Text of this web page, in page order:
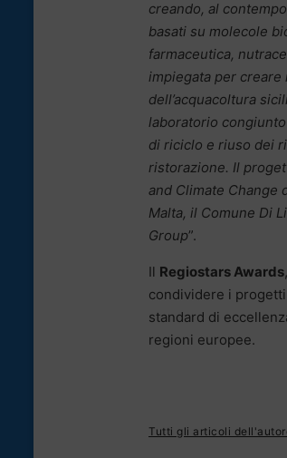
creando, al
basati su molecole
farmaceutica,
impiegata per
dell’acquacoltura
laboratorio
di riciclo e riuso dei
ristorazione. Il
and Climate Change
Malta, il Comune Di
Group”.
Il Regiostars Awards
condividere i
standard di
regioni europee.
Tutti gli articoli